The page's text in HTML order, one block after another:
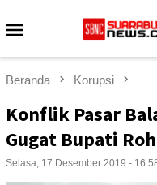
ke
Beranda Korupsi
Konflik Pasar
Gugat Bupati
Selasa, 17 Desember 2019 -